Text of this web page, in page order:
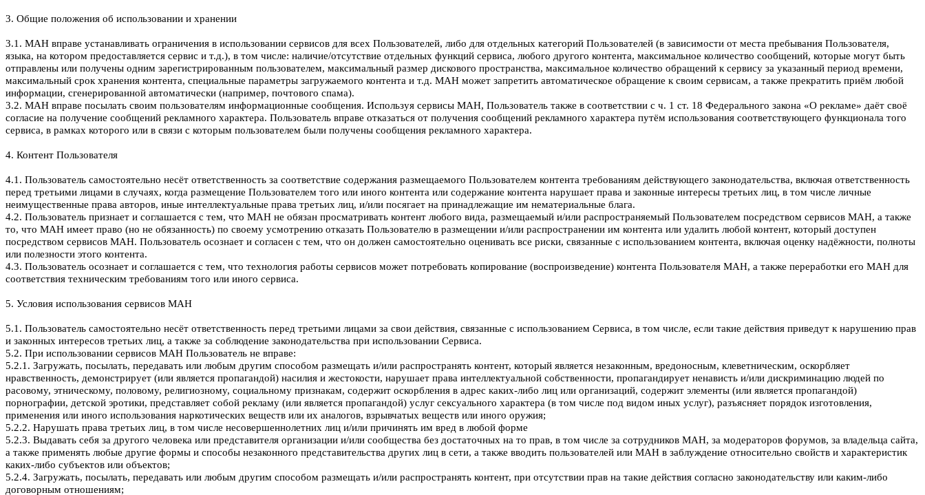
3. Общие положения об использовании и хранении
3.1. МАН вправе устанавливать ограничения в использовании сервисов для всех Пользователей, либо для отдельных категорий Пользователей (в зависимости от места пребывания Пользователя,
языка, на котором предоставляется сервис и т.д.), в том числе: наличие/отсутствие отдельных функций сервиса, любого другого контента, максимальное количество сообщений, которые могут быть
отправлены или получены одним зарегистрированным пользователем, максимальный размер дискового пространства, максимальное количество обращений к сервису за указанный период времени,
максимальный срок хранения контента, специальные параметры загружаемого контента и т.д. МАН может запретить автоматическое обращение к своим сервисам, а также прекратить приём любой
информации, сгенерированной автоматически (например, почтового спама).
3.2. МАН вправе посылать своим пользователям информационные сообщения. Используя сервисы МАН, Пользователь также в соответствии с ч. 1 ст. 18 Федерального закона «О рекламе» даёт своё
согласие на получение сообщений рекламного характера. Пользователь вправе отказаться от получения сообщений рекламного характера путём использования соответствующего функционала того
сервиса, в рамках которого или в связи с которым пользователем были получены сообщения рекламного характера.
4. Контент Пользователя
4.1. Пользователь самостоятельно несёт ответственность за соответствие содержания размещаемого Пользователем контента требованиям действующего законодательства, включая ответственность
перед третьими лицами в случаях, когда размещение Пользователем того или иного контента или содержание контента нарушает права и законные интересы третьих лиц, в том числе личные
неимущественные права авторов, иные интеллектуальные права третьих лиц, и/или посягает на принадлежащие им нематериальные блага.
4.2. Пользователь признает и соглашается с тем, что МАН не обязан просматривать контент любого вида, размещаемый и/или распространяемый Пользователем посредством сервисов МАН, а также
то, что МАН имеет право (но не обязанность) по своему усмотрению отказать Пользователю в размещении и/или распространении им контента или удалить любой контент, который доступен
посредством сервисов МАН. Пользователь осознает и согласен с тем, что он должен самостоятельно оценивать все риски, связанные с использованием контента, включая оценку надёжности, полноты
или полезности этого контента.
4.3. Пользователь осознает и соглашается с тем, что технология работы сервисов может потребовать копирование (воспроизведение) контента Пользователя МАН, а также переработки его МАН для
соответствия техническим требованиям того или иного сервиса.
5. Условия использования сервисов МАН
5.1. Пользователь самостоятельно несёт ответственность перед третьими лицами за свои действия, связанные с использованием Сервиса, в том числе, если такие действия приведут к нарушению прав
и законных интересов третьих лиц, а также за соблюдение законодательства при использовании Сервиса.
5.2. При использовании сервисов МАН Пользователь не вправе:
5.2.1. Загружать, посылать, передавать или любым другим способом размещать и/или распространять контент, который является незаконным, вредоносным, клеветническим, оскорбляет
нравственность, демонстрирует (или является пропагандой) насилия и жестокости, нарушает права интеллектуальной собственности, пропагандирует ненависть и/или дискриминацию людей по
расовому, этническому, половому, религиозному, социальному признакам, содержит оскорбления в адрес каких-либо лиц или организаций, содержит элементы (или является пропагандой)
порнографии, детской эротики, представляет собой рекламу (или является пропагандой) услуг сексуального характера (в том числе под видом иных услуг), разъясняет порядок изготовления,
применения или иного использования наркотических веществ или их аналогов, взрывчатых веществ или иного оружия;
5.2.2. Нарушать права третьих лиц, в том числе несовершеннолетних лиц и/или причинять им вред в любой форме
5.2.3. Выдавать себя за другого человека или представителя организации и/или сообщества без достаточных на то прав, в том числе за сотрудников МАН, за модераторов форумов, за владельца сайта,
а также применять любые другие формы и способы незаконного представительства других лиц в сети, а также вводить пользователей или МАН в заблуждение относительно свойств и характеристик
каких-либо субъектов или объектов;
5.2.4. Загружать, посылать, передавать или любым другим способом размещать и/или распространять контент, при отсутствии прав на такие действия согласно законодательству или каким-либо
договорным отношениям;